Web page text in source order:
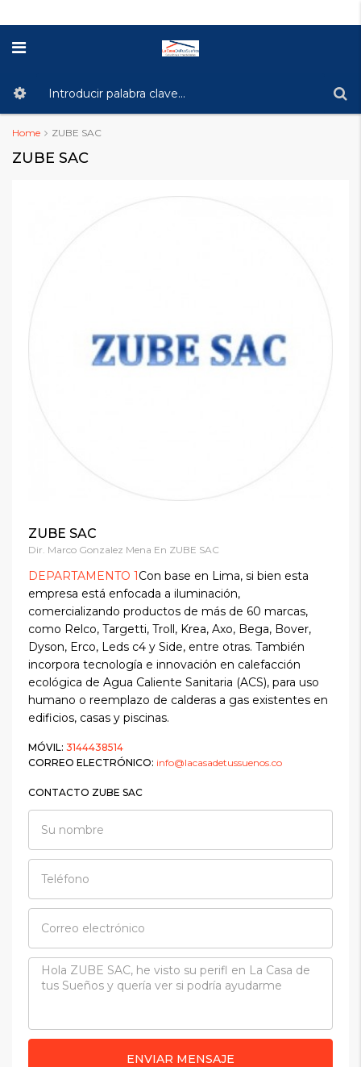
Home ZUBE SAC
ZUBE SAC
ZUBE SAC
Dir. Marco Gonzalez Mena En ZUBE SAC
DEPARTAMENTO 1Con base en Lima, si bien esta
empresa está enfocada a iluminación,
comercializando productos de más de 60 marcas,
como Relco, Targetti, Troll, Krea, Axo, Bega, Bover,
Dyson, Erco, Leds c4 y Side, entre otras. También
incorpora tecnología e innovación en calefacción
ecológica de Agua Caliente Sanitaria (ACS), para uso
humano o reemplazo de calderas a gas existentes en
edificios, casas y piscinas.
MÓVIL: 3144438514
CORREO ELECTRÓNICO: info@lacasadetussuenos.co
CONTACTO ZUBE SAC
ENVIAR MENSAJE